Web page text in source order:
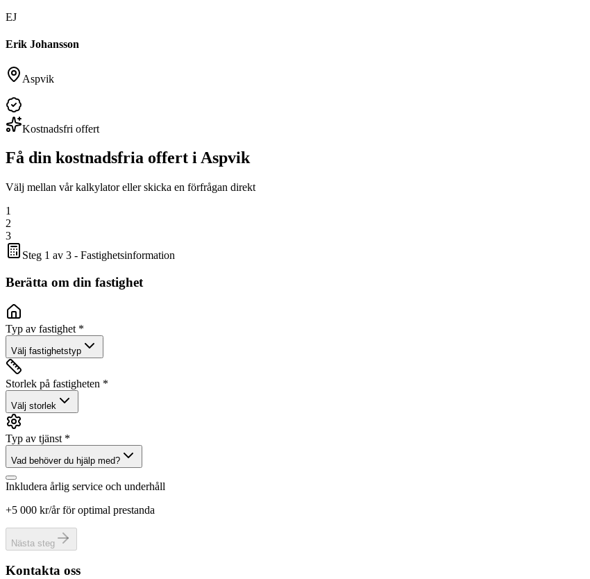
EJ
Erik Johansson
Aspvik
Kostnadsfri offert
Få din kostnadsfria offert iAspvik
Välj mellan vår kalkylator eller skicka en förfrågan direkt
1
2
3
Steg 1 av 3 - Fastighetsinformation
Berätta om din fastighet
Typ av fastighet *
Välj fastighetstyp
Storlek på fastigheten *
Välj storlek
Typ av tjänst *
Vad behöver du hjälp med?
Inkludera årlig service och underhåll
+5 000 kr/år för optimal prestanda
Nästa steg
Kontakta oss